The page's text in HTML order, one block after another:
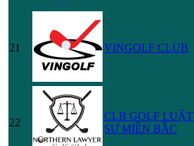
21 VINGOLF CLUB
22
CLB GOLF LUẬT
SƯ MIỀN BẮC